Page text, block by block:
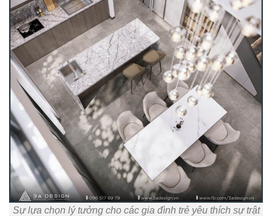
Sự lựa chọn lý tưởng cho các gia đình trẻ yêu thích sự trật